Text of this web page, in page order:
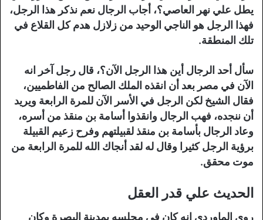
يطل علي نهر العاصي؟، أجاب الرجال نعم نذكر هذا الرجل،
فهذا الرجل هو الناجي الوحيد من زلازل هدم كل القلاع في
تلك المنطقة.
سأل أحد الرجال أين هذا الرجل الآن؟، قال رجل آخر انه
الآن في مصر بعد أن انقذه الملك الصالح من الفاطميين،
فقال الشيخ لكن الرجل في الأسر الآن للمرة الرابعة ويريد
أن ننجده، فهب الرجال وانقذوا أسامة بن منقذ من أسره،
وعاد الرجال بأسامة بن منقذ لقبيلتهم وفرح زعيم القبيلة
برؤية الرجل كثيرا وقال له لقد أنجاك الله للمرة الرابعة من
موت محقق.
الحديث علي قدر العقل
روي الماوردي انه كان في مجلسه بمدينة البصرة وكان